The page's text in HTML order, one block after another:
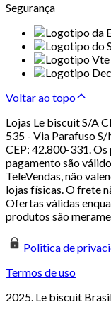
Segurança
Voltar ao topo
Lojas Le biscuit S/A
535 - Via Parafuso
CEP: 42.800-331. Os
pagamento são
TeleVendas, não
lojas físicas. O frete
Ofertas válidas
produtos são
Politica de
Termos de uso
2025. Le biscuit